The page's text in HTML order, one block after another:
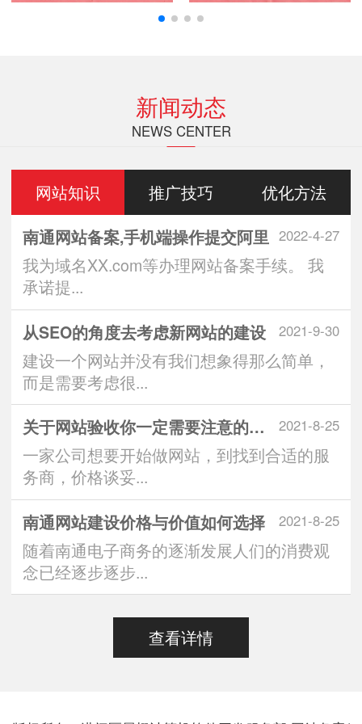
新闻动态
NEWS CENTER
网站知识 推广技巧 优化方法
2022-4-27
南通网站备案,手机端操作提交阿里
我为域名XX.com等办理网站备案手续。 我
承诺提...
2021-9-30
从SEO的角度去考虑新网站的建设
建设一个网站并没有我们想象得那么简单，
而是需要考虑很...
2021-8-25
关于网站验收你一定需要注意的问题
一家公司想要开始做网站，到找到合适的服
务商，价格谈妥...
2021-8-25
南通网站建设价格与价值如何选择
随着南通电子商务的逐渐发展人们的消费观
念已经逐步逐步...
查看详情